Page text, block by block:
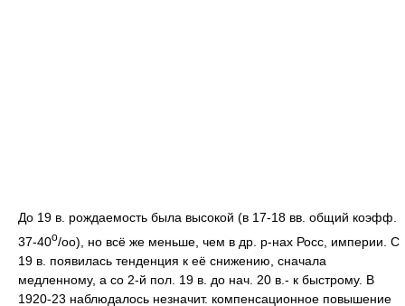
До 19 в. рождаемость была высокой (в 17-18 вв. общий коэфф.
37-40o/oо), но всё же меньше, чем в др. р-нах Росс, империи. С
19 в. появилась тенденция к её снижению, сначала
медленному, а со 2-й пол. 19 в. до нач. 20 в.- к быстрому. В
1920-23 наблюдалось незначит. компенсационное повышение